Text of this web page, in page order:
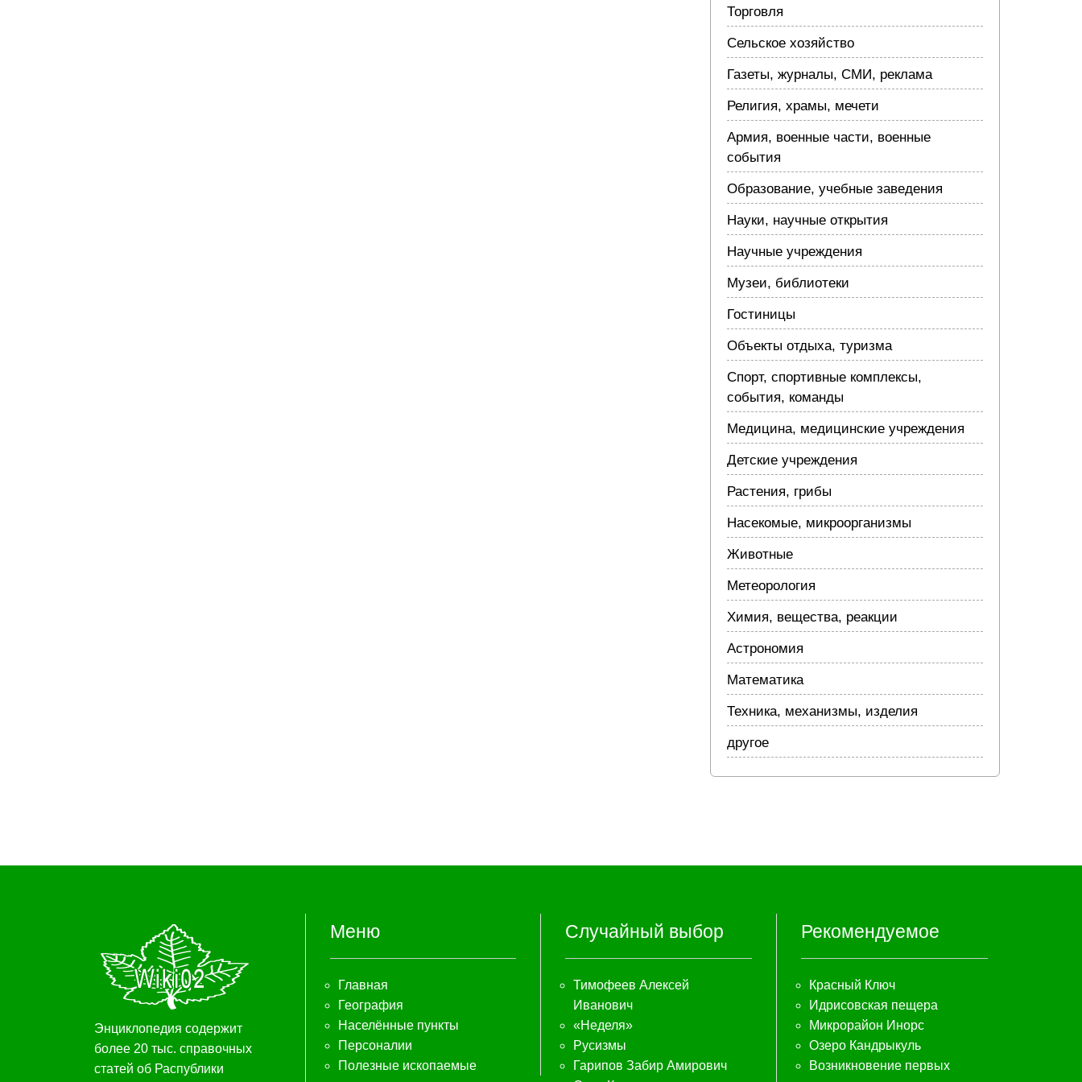
Торговля
Сельское хозяйство
Газеты, журналы, СМИ, реклама
Религия, храмы, мечети
Армия, военные части, военные
события
Образование, учебные заведения
Науки, научные открытия
Научные учреждения
Музеи, библиотеки
Гостиницы
Объекты отдыха, туризма
Спорт, спортивные комплексы,
события, команды
Медицина, медицинские учреждения
Детские учреждения
Растения, грибы
Насекомые, микроорганизмы
Животные
Метеорология
Химия, вещества, реакции
Астрономия
Математика
Техника, механизмы, изделия
другое
Энциклопедия содержит
более 20 тыс. справочных
статей об Распублики
Меню
Главная
География
Населённые пункты
Персоналии
Полезные ископаемые
Случайный выбор
Тимофеев Алексей
Иванович
«Неделя»
Русизмы
Гарипов Забир Амирович
Рекомендуемое
Красный Ключ
Идрисовская пещера
Микрорайон Инорс
Озеро Кандрыкуль
Возникновение первых